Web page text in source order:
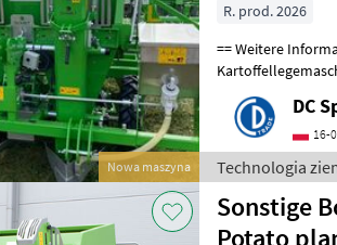
Nowa maszyna
R. prod. 2026
== Weitere Informationen (DE) ==
Kartoffellegemaschine Gemini S339
DC
16-
Technologia
Sonstige
Potato